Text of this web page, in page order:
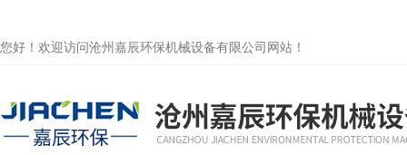
您好！欢迎访问沧州嘉辰环保机械设备有限公司网站！